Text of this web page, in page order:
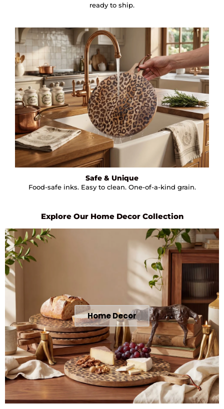
ready to ship.
Safe & Unique
Food-safe inks. Easy to clean. One-of-a-kind grain.
Explore Our Home Decor Collection
Home Decor